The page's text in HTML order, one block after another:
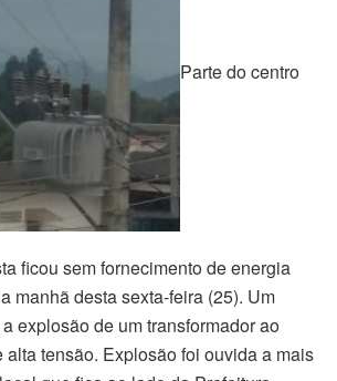
Parte do centro
ficou sem fornecimento de energia
manhã desta sexta-feira (25). Um
explosão de um transformador ao
alta tensão. Explosão foi ouvida a mais